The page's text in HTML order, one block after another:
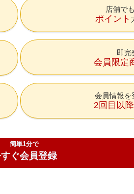
店舗で
ポイント
即完
会員限定
会員情報を
2回目以
簡単1分で
ぐ会員登録